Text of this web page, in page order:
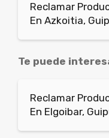
Reclamar
En Azkoitia,
Te puede
Reclamar
En Elgoibar,